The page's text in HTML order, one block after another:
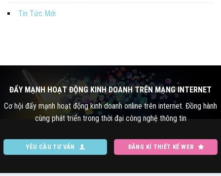
Tin Tức Mới
ĐẨY MẠNH HOẠT ĐỘNG KINH DOANH TRÊN MẠNG INTERNET
Cơ hội đẩy mạnh hoạt động kinh doanh online trên internet. Đồng hành
cùng phát triển trong thời đại công nghệ thông tin
YÊU CẦU TƯ VẤN ĐĂNG KÍ THIẾT KẾ WEB